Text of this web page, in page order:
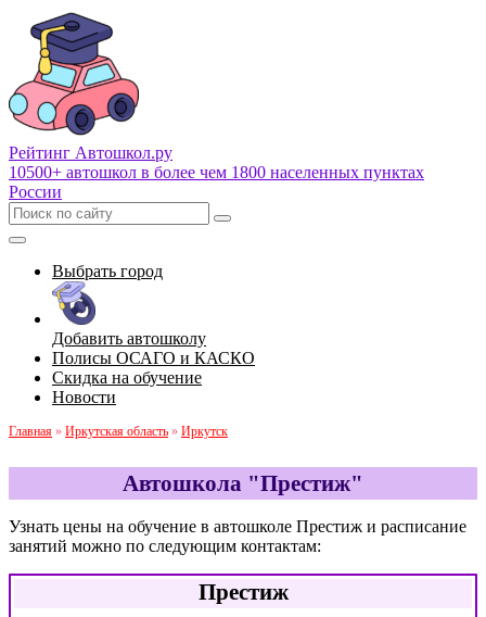
Рейтинг Автошкол.ру
10500+ автошкол в более чем 1800 населенных пунктах
России
Выбрать город
Добавить автошколу
Полисы ОСАГО и КАСКО
Скидка на обучение
Новости
Главная » Иркутская область » Иркутск
Автошкола "Престиж"
Узнать цены на обучение в автошколе Престиж и расписание
занятий можно по следующим контактам:
Престиж